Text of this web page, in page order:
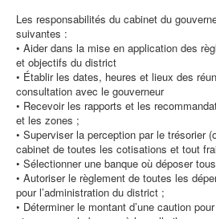
Les responsabilités du cabinet du
suivantes :
• Aider dans la mise en application des
et objectifs du district
• Établir les dates, heures et lieux des
consultation avec le gouverneur
• Recevoir les rapports et les
et les zones ;
• Superviser la perception par le trésorier
cabinet de toutes les cotisations et tout
• Sélectionner une banque où déposer
• Autoriser le règlement de toutes les
pour l’administration du district ;
• Déterminer le montant d’une caution